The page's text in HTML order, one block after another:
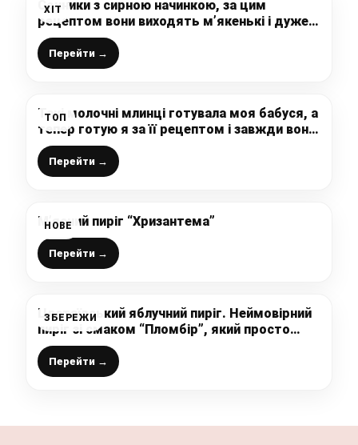
ХІТ
Сочники з сирною начинкою, за цим
рецептом вони виходять м’якенькі і дуже
смачні
Перейти →
ТОП
Такі молочні млинці готувала моя бабуся, а
тепер готую я за її рецептом і завжди вони
виходять
Перейти →
НОВЕ
М’ясний пиріг “Хризантема”
Перейти →
ЗБЕРЕЖИ
Цвєтаївський яблучний пиріг. Неймовірний
пиріг зі смаком “Пломбір”, який просто
тане в роті!
Перейти →